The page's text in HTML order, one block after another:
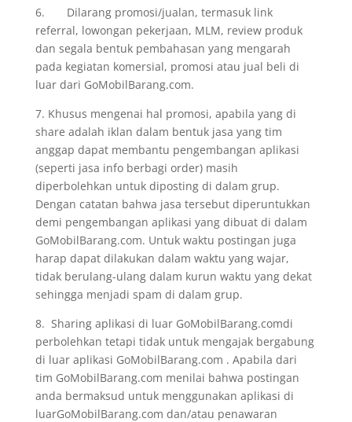
6. Dilarang promosi/jualan, termasuk link
referral, lowongan pekerjaan, MLM, review produk
dan segala bentuk pembahasan yang mengarah
pada kegiatan komersial, promosi atau jual beli di
luar dari GoMobilBarang.com.
7. Khusus mengenai hal promosi, apabila yang di
share adalah iklan dalam bentuk jasa yang tim
anggap dapat membantu pengembangan aplikasi
(seperti jasa info berbagi order) masih
diperbolehkan untuk diposting di dalam grup.
Dengan catatan bahwa jasa tersebut diperuntukkan
demi pengembangan aplikasi yang dibuat di dalam
GoMobilBarang.com. Untuk waktu postingan juga
harap dapat dilakukan dalam waktu yang wajar,
tidak berulang-ulang dalam kurun waktu yang dekat
sehingga menjadi spam di dalam grup.
8. Sharing aplikasi di luar GoMobilBarang.comdi
perbolehkan tetapi tidak untuk mengajak bergabung
di luar aplikasi GoMobilBarang.com . Apabila dari
tim GoMobilBarang.com menilai bahwa postingan
anda bermaksud untuk menggunakan aplikasi di
luarGoMobilBarang.com dan/atau penawaran